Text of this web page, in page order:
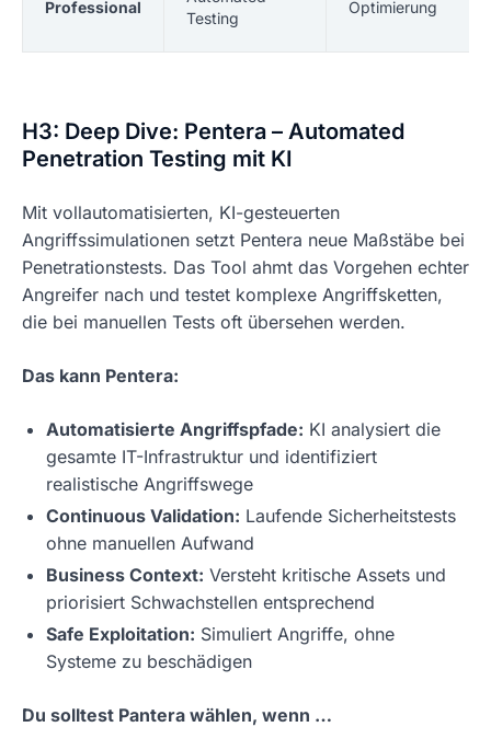
Professional
Testing
Optimierung
H3: Deep Dive: Pentera – Automated
Penetration Testing mit KI
Mit vollautomatisierten, KI-gesteuerten
Angriffssimulationen setzt Pentera neue Maßstäbe bei
Penetrationstests. Das Tool ahmt das Vorgehen echter
Angreifer nach und testet komplexe Angriffsketten,
die bei manuellen Tests oft übersehen werden.
Das kann Pentera:
Automatisierte Angriffspfade: KI analysiert die
gesamte IT-Infrastruktur und identifiziert
realistische Angriffswege
Continuous Validation: Laufende Sicherheitstests
ohne manuellen Aufwand
Business Context: Versteht kritische Assets und
priorisiert Schwachstellen entsprechend
Safe Exploitation: Simuliert Angriffe, ohne
Systeme zu beschädigen
Du solltest Pantera wählen, wenn …